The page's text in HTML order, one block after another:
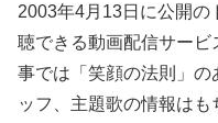
2003年4月13日に公開の
聴できる動画配信サー
事では「笑顔の法則」の
ッフ、主題歌の情報は